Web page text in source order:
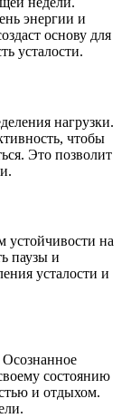
энергии и
основу для
усталости.
нагрузки.
чтобы
Это позволит
устойчивости на
паузы и
усталости и
состоянию
и отдыхом.